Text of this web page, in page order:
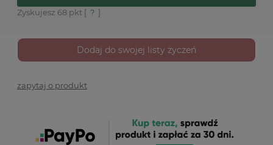
Zyskujesz 68 pkt [ ? ]
Dodaj do swojej listy życzeń
zapytaj o produkt